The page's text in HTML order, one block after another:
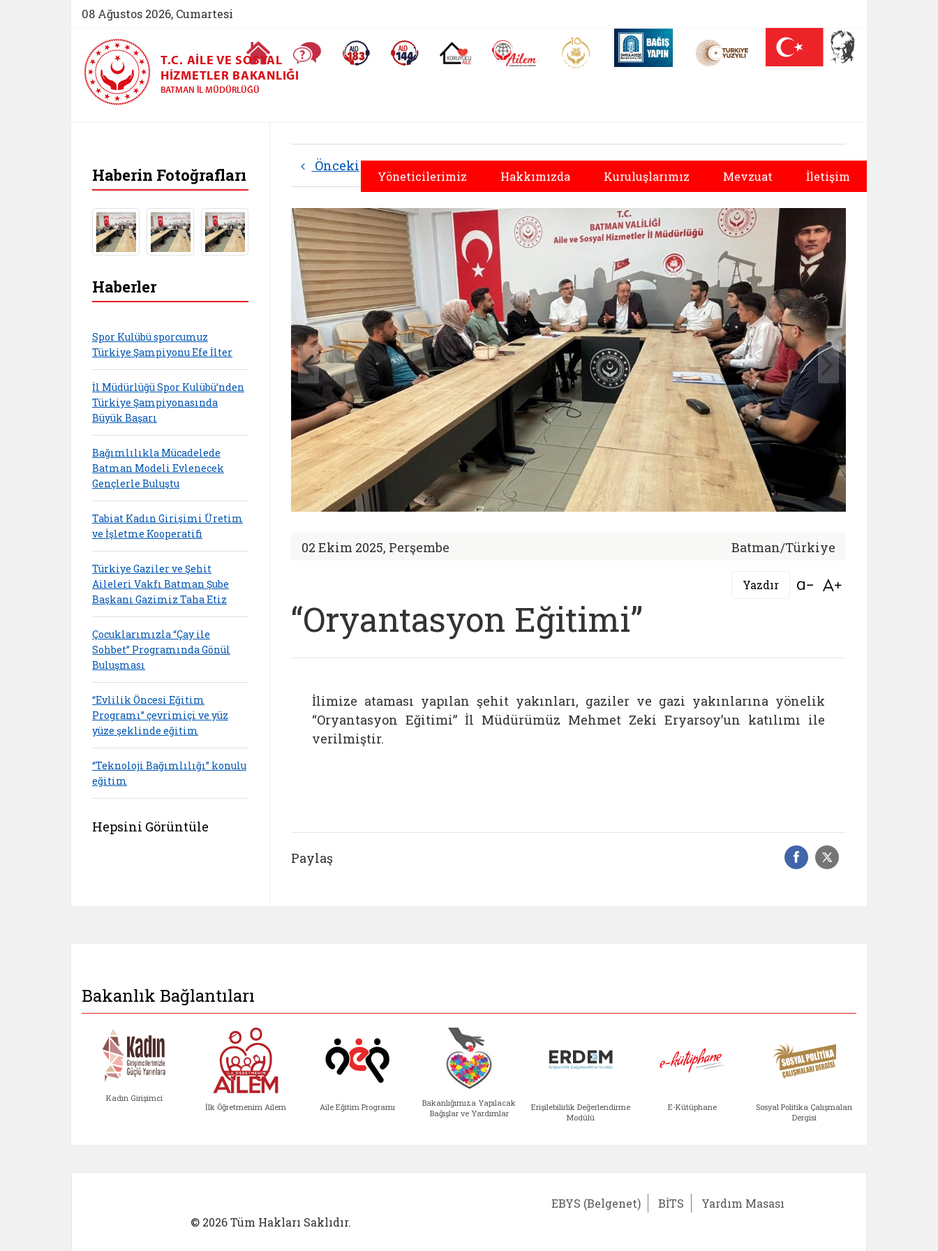
08 Ağustos 2026, Cumartesi
Ana Sayfa Sıkça Sorulan SorularAlo 183 (yeni sekmede açılır)Alo 144 (yeni sekmede açılır)Koruyucu Aile (yeni sekmede açılır)
AİLEM İletişim Merkezi (yeni sekmede açılır)
Aile ve Nüfus On Yılı (yeni sekmede açılır)Darülaceze bağış sayfası (yeni sekmede açılır)
T.C. AILE VE SOSYAL
HIZMETLER BAKANLIĞI
BATMAN İL MÜDÜRLÜĞÜ
Yöneticilerimiz Hakkımızda Kuruluşlarımız Mevzuat İletişim
Önceki Sonraki
02 Ekim 2025, Perşembe Batman/Türkiye
Yazdır Bağlantıyı aç
“Oryantasyon Eğitimi”
İlimize ataması yapılan şehit yakınları, gaziler ve gazi yakınlarına yönelik
“Oryantasyon Eğitimi” İl Müdürümüz Mehmet Zeki Eryarsoy’un katılımı ile
verilmiştir.
Paylaş Facebook
Sosyal
Haberin Fotoğrafları
Haberler
Spor Kulübü sporcumuz
Türkiye Şampiyonu Efe İlter
İl Müdürlüğü Spor Kulübü’nden
Türkiye Şampiyonasında
Büyük Başarı
Bağımlılıkla Mücadelede
Batman Modeli Evlenecek
Gençlerle Buluştu
Tabiat Kadın Girişimi Üretim
ve İşletme Kooperatifi
Türkiye Gaziler ve Şehit
Aileleri Vakfı Batman Şube
Başkanı Gazimiz Taha Etiz
Çocuklarımızla “Çay ile
Sohbet” Programında Gönül
Buluşması
“Evlilik Öncesi Eğitim
Programı” çevrimiçi ve yüz
yüze şeklinde eğitim
“Teknoloji Bağımlılığı” konulu
eğitim
Hepsini Görüntüle
Bakanlık Bağlantıları
Kadın Girişimci
İlk Öğretmenim Ailem Aile Eğitim Programı
Bakanlığımıza Yapılacak
Bağışlar ve Yardımlar
Erişilebilirlik Değerlendirme
Modülü
E-Kütüphane
Sosyal Politika Çalışmaları
Dergisi
© 2026 Tüm Hakları Saklıdır.
EBYS (Belgenet) BİTS Yardım Masası